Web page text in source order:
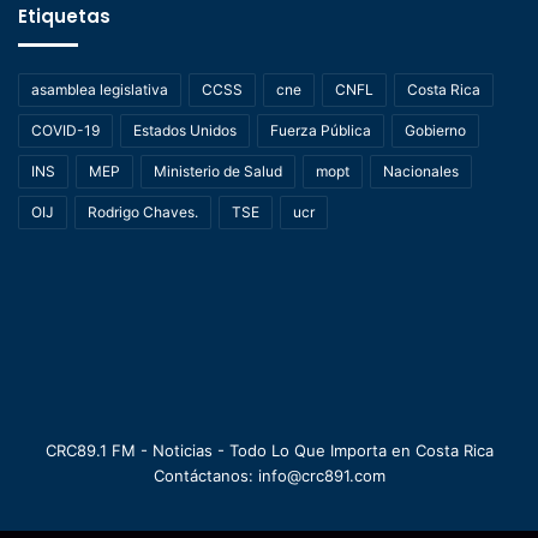
Etiquetas
asamblea legislativa CCSS cne CNFL Costa Rica
COVID-19 Estados Unidos Fuerza Pública Gobierno
INS MEP Ministerio de Salud mopt Nacionales
OIJ Rodrigo Chaves. TSE ucr
CRC89.1 FM - Noticias - Todo Lo Que Importa en Costa Rica
Contáctanos: info@crc891.com